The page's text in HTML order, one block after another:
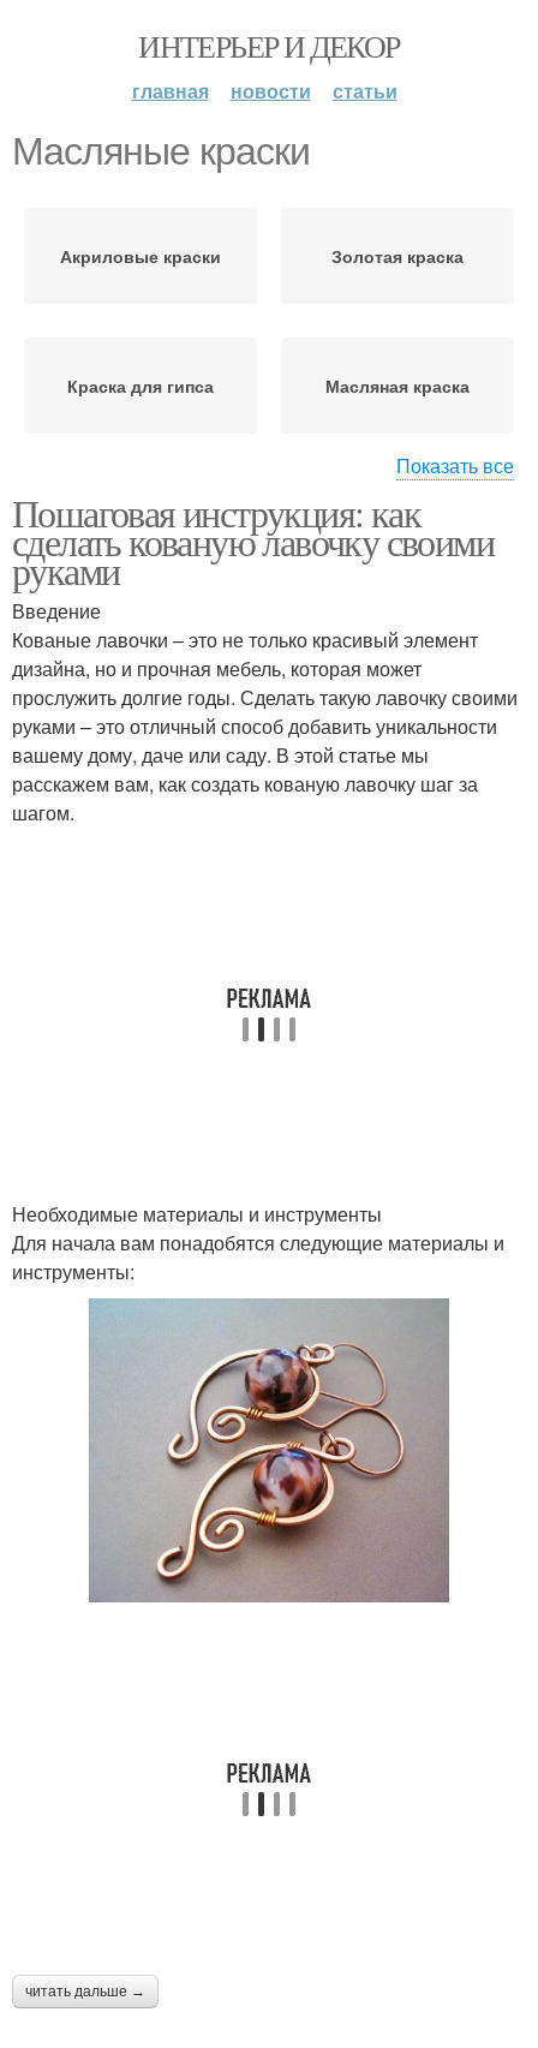
ИНТЕРЬЕР И ДЕКОР
главная новости статьи
Масляные краски
Акриловые краски Золотая краска
Краска для гипса Масляная краска
Сухие краски Водяная краска
Краски для гипсовых
фигурок
Акриловая краска
Краски на гипсовый
камень
Показать все
Пошаговая инструкция: как
сделать кованую лавочку своими
руками
Введение
Кованые лавочки – это не только красивый элемент
дизайна, но и прочная мебель, которая может
прослужить долгие годы. Сделать такую лавочку своими
руками – это отличный способ добавить уникальности
вашему дому, даче или саду. В этой статье мы
расскажем вам, как создать кованую лавочку шаг за
шагом.
Необходимые материалы и инструменты
Для начала вам понадобятся следующие материалы и
инструменты:
читать дальше →